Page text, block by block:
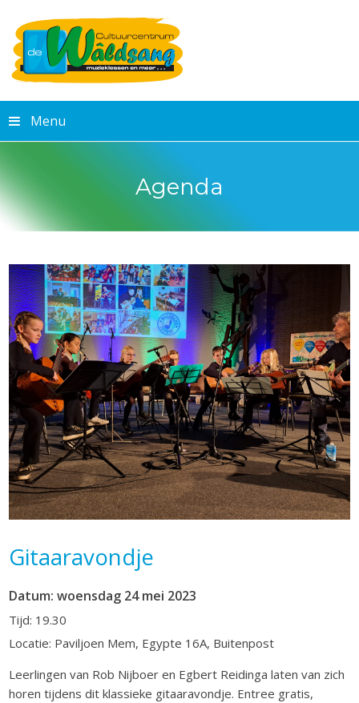
Menu
Agenda
Gitaaravondje
Datum: woensdag 24 mei 2023
Tijd: 19.30
Locatie: Paviljoen Mem, Egypte 16A, Buitenpost
Leerlingen van Rob Nijboer en Egbert Reidinga laten van zich
horen tijdens dit klassieke gitaaravondje. Entree gratis,